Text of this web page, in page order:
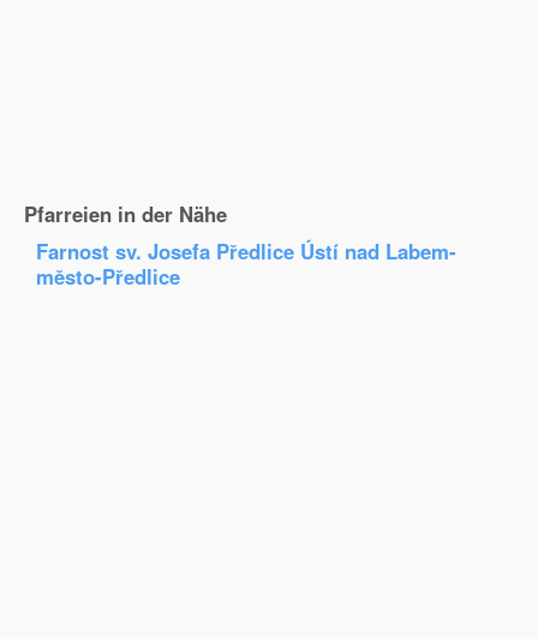
Pfarreien in der Nähe
Farnost sv. Josefa Předlice Ústí nad Labem-
město-Předlice